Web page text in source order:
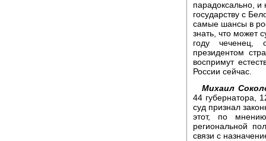
парадоксально,
государству с
самые шансы в
знать, что может
году чеченец,
президентом
воспримут
России сейчас.
Михаил
44 губернатора,
суд признал
этот, по
региональной
связи с